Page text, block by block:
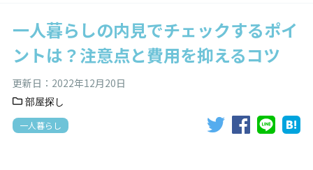
一人暮らしの内見でチェックするポイ
ントは？注意点と費用を抑えるコツ
更新日： 2022年12月20日
部屋探し
一人暮らし